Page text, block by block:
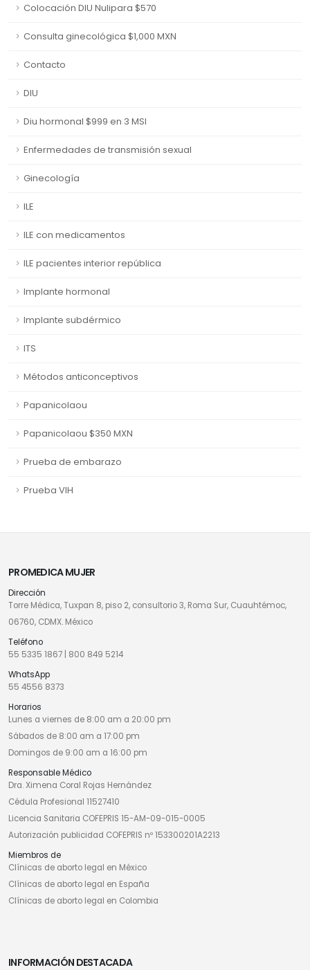
Colocación DIU Nulipara $570
Consulta ginecológica $1,000 MXN
Contacto
DIU
Diu hormonal $999 en 3 MSI
Enfermedades de transmisión sexual
Ginecología
ILE
ILE con medicamentos
ILE pacientes interior república
Implante hormonal
Implante subdérmico
ITS
Métodos anticonceptivos
Papanicolaou
Papanicolaou $350 MXN
Prueba de embarazo
Prueba VIH
PROMEDICA MUJER
Dirección
Torre Médica, Tuxpan 8, piso 2, consultorio 3, Roma Sur, Cuauhtémoc,
06760, CDMX. México
Teléfono
55 5335 1867 | 800 849 5214
WhatsApp
55 4556 8373
Horarios
Lunes a viernes de 8:00 am a 20:00 pm
Sábados de 8:00 am a 17:00 pm
Domingos de 9:00 am a 16:00 pm
Responsable Médico
Dra. Ximena Coral Rojas Hernández
Cédula Profesional 11527410
Licencia Sanitaria COFEPRIS 15-AM-09-015-0005
Autorización publicidad COFEPRIS nº 153300201A2213
Miembros de
Clínicas de aborto legal en México
Clínicas de aborto legal en España
Clínicas de aborto legal en Colombia
INFORMACIÓN DESTACADA